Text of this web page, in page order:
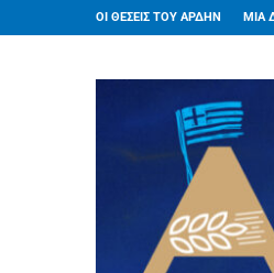
ΟΙ ΘΕΣΕΙΣ ΤΟΥ ΑΡΔΗΝ ΜΙΑ